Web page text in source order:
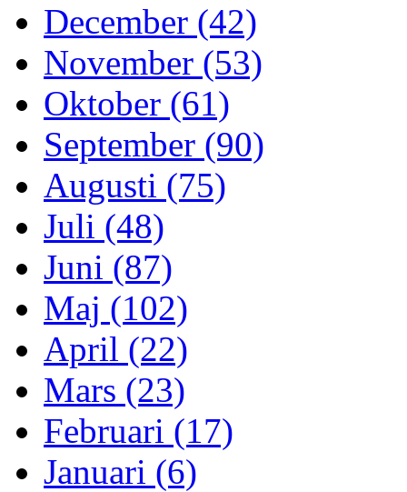
December (42)
November (53)
Oktober (61)
September (90)
Augusti (75)
Juli (48)
Juni (87)
Maj (102)
April (22)
Mars (23)
Februari (17)
Januari (6)